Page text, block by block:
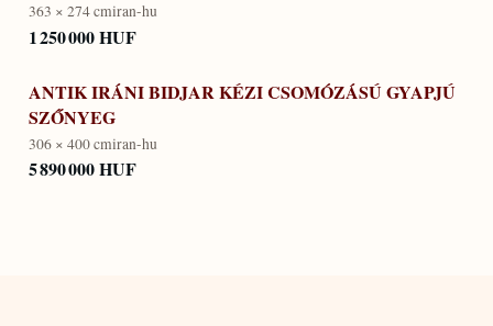
363 × 274 cmiran-hu
1 250 000 HUF
ANTIK IRÁNI BIDJAR KÉZI CSOMÓZÁSÚ GYAPJÚ
SZŐNYEG
306 × 400 cmiran-hu
5 890 000 HUF